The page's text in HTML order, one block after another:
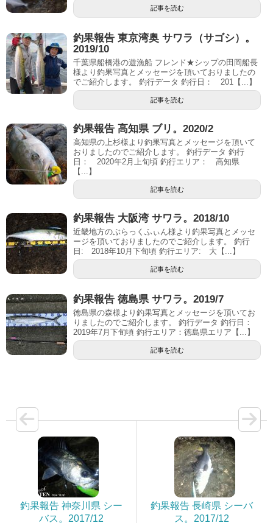
記事を読む
釣果報告 東京湾奥 サワラ（サゴシ）。
2019/10
千葉県船橋港の遊漁船 フレンド★シップの田岡船長
様より釣果写真とメッセージを頂いておりましたの
でご紹介します。 釣行データ 釣行日： 201【...】
記事を読む
釣果報告 高知県 ブリ。2020/2
高知県の上杉様より釣果写真とメッセージを頂いて
おりましたのでご紹介します。 釣行データ 釣行
日： 2020年2月上旬頃 釣行エリア： 高知県
【...】
記事を読む
釣果報告 大阪湾 サワラ。2018/10
近畿地方のぶらっくふぃん様より釣果写真とメッセ
ージを頂いておりましたのでご紹介します。 釣行
日: 2018年10月下旬頃 釣行エリア: 大【...】
記事を読む
釣果報告 徳島県 サワラ。2019/7
徳島県の森様より釣果写真とメッセージを頂いてお
りましたのでご紹介します。 釣行データ 釣行日：
2019年7月下旬頃 釣行エリア：徳島県エリア【...】
記事を読む
釣果報告 神奈川県 シー
バス。2017/12
釣果報告 長崎県 シーバ
ス。2017/12